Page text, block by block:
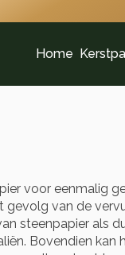
Home
voor eenmalig
van de
steenpapier als
Bovendien